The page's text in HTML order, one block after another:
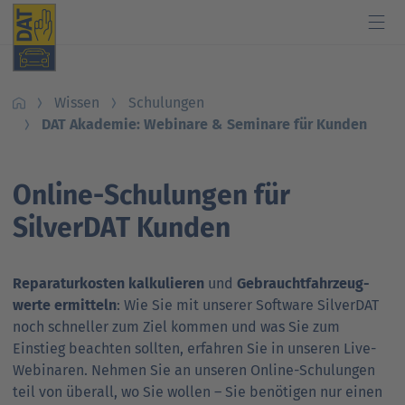
Branche
Kfz-Sachverständige
Versicherungen
DAT Akademie: Webinare & Seminare für Kunden
Support für Kunden
Software
Künstliche Intelligenz
Fahrzeugdaten & Telematik
DAT Akademie: Webinare & Seminare für Kunden
Support für Kunden
Ansprechpartner
Wissen
Veranstaltungen
Studien und Publikationen
DAT Report
Newsletter
Autofahrer
Kfz-Sachverständigen finden
Was kostet meine Reparatur?
Emissionen
Verträgt mein Auto Super E10-Kraftstoff?
Verträgt mein Auto B10- oder XTL-Kraftstoff?
Presse
Pressekontakt
DAT Report
Wissen
Schulungen
DAT Akademie: Webinare & Seminare für Kunden
Online-Schulungen für
SilverDAT Kunden
Reparatur­kosten kalku­lieren und Gebraucht­fahrzeug­
werte ermitteln: Wie Sie mit unserer Software SilverDAT
noch schneller zum Ziel kommen und was Sie zum
Einstieg beachten sollten, erfahren Sie in unseren Live-
Webinaren. Nehmen Sie an unseren Online-Schulungen
teil von überall, wo Sie wollen – Sie benötigen nur einen